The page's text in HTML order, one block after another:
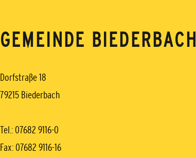
GEMEINDE BIEDERBACH
Dorfstraße 18
79215 Biederbach
Tel.: 07682 9116-0
Fax: 07682 9116-16